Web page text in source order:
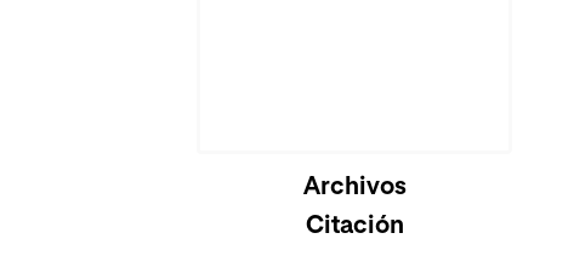
Archivos
Citación